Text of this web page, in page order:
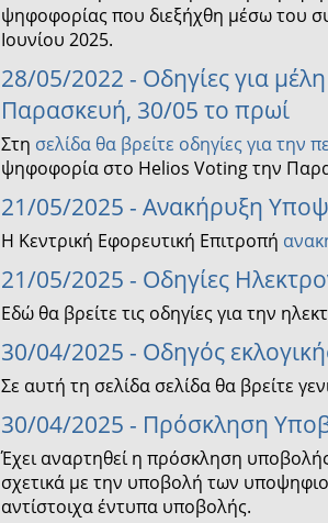
ψηφοφορίας που διεξήχθη μέσω του
Ιουνίου 2025.
28/05/2022 - Οδηγίες για
Παρασκευή, 30/05 το πρωί
Στη σελίδα θα βρείτε οδηγίες για
ψηφοφορία στο Helios Voting την
21/05/2025 - Ανακήρυξη
Η Κεντρική Εφορευτική Επιτροπή
21/05/2025 - Οδηγίες
Εδώ θα βρείτε τις οδηγίες για την
30/04/2025 - Οδηγός
Σε αυτή τη σελίδα σελίδα θα βρείτε
30/04/2025 - Πρόσκληση
Έχει αναρτηθεί η πρόσκληση
σχετικά με την υποβολή των
αντίστοιχα έντυπα υποβολής.